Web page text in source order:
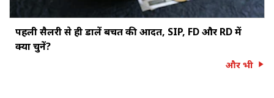
पहली सैलरी से ही डालें बचत की आदत, SIP, FD और RD में
क्या चुनें?
और भी